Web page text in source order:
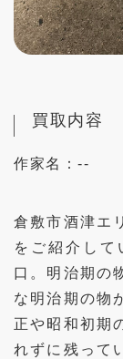
買取内容
作家名：--
倉敷市酒津エ
をご紹介し
口。明治期の
な明治期の物
正や昭和初期
れずに残って